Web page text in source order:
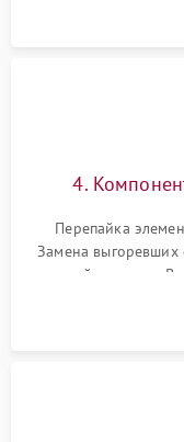
4.
Перепайка
Замена
хрупкой матрицы.